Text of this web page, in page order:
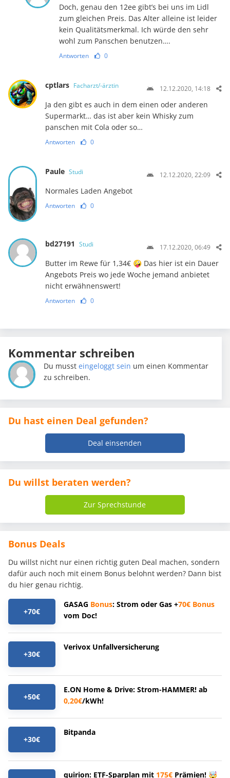
Doch, genau den 12ee gibt’s bei uns im Lidl
zum gleichen Preis. Das Alter alleine ist leider
kein Qualitätsmerkmal. Ich würde den sehr
wohl zum Panschen benutzen….
Antworten 0
cptlars Facharzt/-ärztin 12.12.2020, 14:18
Ja den gibt es auch in dem einen oder anderen
Supermarkt… das ist aber kein Whisky zum
panschen mit Cola oder so…
Antworten 0
Paule Studi 12.12.2020, 22:09
Normales Laden Angebot
Antworten 0
bd27191 Studi 17.12.2020, 06:49
Butter im Rewe für 1,34€ 🤪 Das hier ist ein Dauer
Angebots Preis wo jede Woche jemand anbietet
nicht erwähnenswert!
Antworten 0
Kommentar schreiben
Du mussteingeloggt sein um einen Kommentar
zu schreiben.
Du hast einen Deal gefunden?
Deal einsenden
Du willst beraten werden?
Zur Sprechstunde
Bonus Deals
Du willst nicht nur einen richtig guten Deal machen, sondern
dafür auch noch mit einem Bonus belohnt werden? Dann bist
du hier genau richtig.
+70€
GASAG Bonus: Strom oder Gas +70€ Bonus
vom Doc!
+30€
Verivox Unfallversicherung
+50€
E.ON Home & Drive: Strom-HAMMER! ab
0,20€/kWh!
+30€
Bitpanda
quirion: ETF-Sparplan mit 175€ Prämien! 🤯